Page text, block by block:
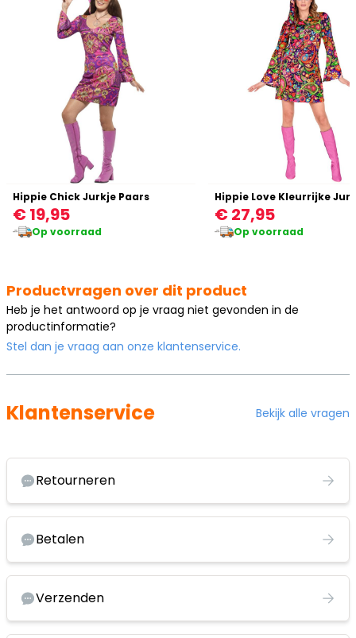
Hippie Chick Jurkje Paars
€ 19,95
Op voorraad
€ 27,95
Op voorraad
Productvragen over dit product
Heb je het antwoord op je vraag niet gevonden in de
productinformatie?
Stel dan je vraag aan onze klantenservice.
Klantenservice Bekijk alle vragen
Retourneren
Betalen
Verzenden